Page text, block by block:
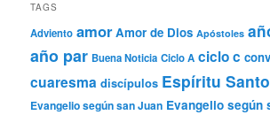
TAGS
Adviento amor Amor de Dios Apóstoles
año par Buena Noticia Ciclo A ciclo c
cuaresma discípulos Espíritu Santo
Evangelio según san Juan Evangelio según